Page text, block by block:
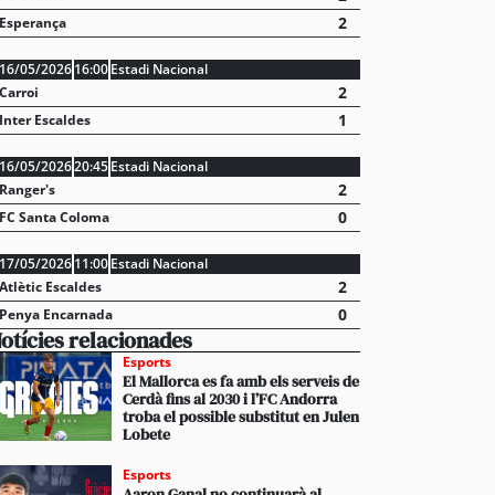
les xifres dels últims anys
Esperança 2
16/05/2026 16:00 Estadi Nacional
Carroi
2
Inter Escaldes 1
16/05/202620:45 Estadi Nacional
Ranger's
2
FC Santa Coloma 0
17/05/2026 11:00 Estadi Nacional
Atlètic Escaldes
2
Penya Encarnada 0
relacionades
Esports
El Mallorca es fa amb els serveis de
Cerdà fins al 2030 i l’FC Andorra
troba el possible substitut en Julen
Lobete
Esports